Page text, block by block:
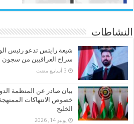
النشاطات
شيعة رايتس تدعو رئيس
سراح العراقيين من سجون
بيان صادر عن المنظمة
خصوص الانتهاكات
الخليج
يونيو 14, 2026